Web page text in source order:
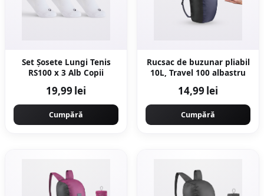
Set Şosete Lungi Tenis
RS100 x 3 Alb Copii
19,99 lei
Cumpără
Rucsac de buzunar pliabil
10L, Travel 100 albastru
14,99 lei
Cumpără